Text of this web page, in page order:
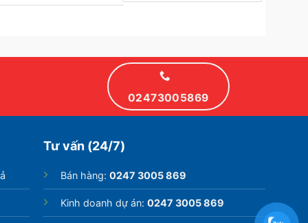
02473005869
Tư vấn (24/7)
Bán hàng: 0247 3005 869
Kinh doanh dự án: 0247 3005 869